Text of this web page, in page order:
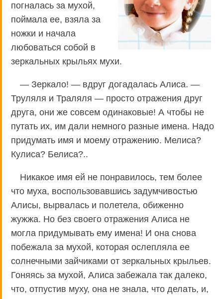
погналась за мухой,
поймала ее, взяла за
ножки и начала
любоваться собой в
зеркальных крыльях мухи.
— Зеркало! — вдруг догадалась Алиса. —
Труляля и Траляля — просто отражения друг
друга, они же совсем одинаковые! А чтобы не
путать их, им дали немного разные имена. Надо
придумать имя и моему отражению. Мелиса?
Кулиса? Белиса?..
Никакое имя ей не понравилось, тем более
что муха, воспользовавшись задумчивостью
Алисы, вырвалась и полетела, обиженно
жужжа. Но без своего отражения Алиса не
могла придумывать ему имена! И она снова
побежала за мухой, которая ослепляла ее
солнечными зайчиками от зеркальных крыльев.
Гоняясь за мухой, Алиса забежала так далеко,
что, отпустив муху, она не знала, что делать, и,